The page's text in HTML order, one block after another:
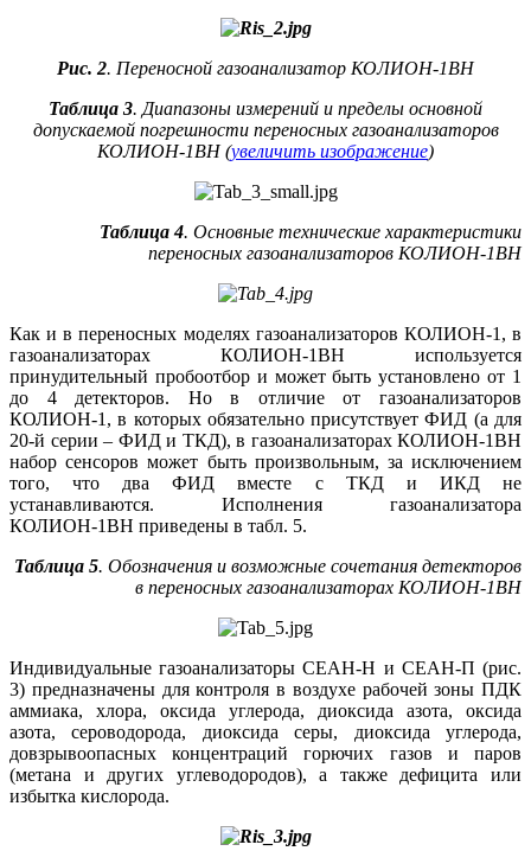
Рис. 2. Переносной газоанализатор КОЛИОН-1ВН
Таблица 3. Диапазоны измерений и пределы основной
допускаемой погрешности переносных газоанализаторов
КОЛИОН-1ВН (увеличить изображение)
Таблица 4. Основные технические характеристики
переносных газоанализаторов КОЛИОН-1ВН
Как и в переносных моделях газоанализаторов КОЛИОН‑1, в
газоанализаторах КОЛИОН‑1ВН используется
принудительный пробоотбор и может быть установлено от 1
до 4 детекторов. Но в отличие от газоанализаторов
КОЛИОН‑1, в которых обязательно присутствует ФИД (а для
20‑й серии – ФИД и ТКД), в газоанализаторах КОЛИОН‑1ВН
набор сенсоров может быть произвольным, за исключением
то­го, что два ФИД вместе с ТКД и ИКД не
устанавливаются. Исполнения газоанализатора
КОЛИОН‑1ВН приведены в табл. 5.
Таблица 5. Обозначения и возможные сочетания детекторов
в переносных газоанализаторах КОЛИОН-1ВН
Индивидуальные газоанализаторы СЕАН-Н и СЕАН-П (рис.
3) предназначены для контроля в воздухе рабочей зо­ны ПДК
аммиака, хлора, оксида углерода, диоксида азота, оксида
азота, сероводорода, диоксида се­ры, диоксида углерода,
довзрывоопасных концентраций горючих газов и паров
(метана и других углеводородов), а также дефицита или
избытка кислорода.